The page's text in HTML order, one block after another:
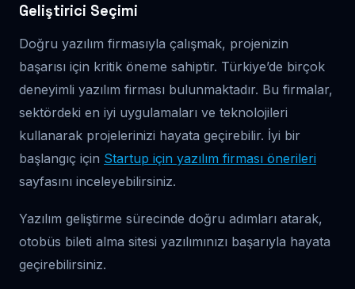
Geliştirici Seçimi
Doğru yazılım firmasıyla çalışmak, projenizin
başarısı için kritik öneme sahiptir. Türkiye’de birçok
deneyimli yazılım firması bulunmaktadır. Bu firmalar,
sektördeki en iyi uygulamaları ve teknolojileri
kullanarak projelerinizi hayata geçirebilir. İyi bir
başlangıç için Startup için yazılım firması önerileri
sayfasını inceleyebilirsiniz.
Yazılım geliştirme sürecinde doğru adımları atarak,
otobüs bileti alma sitesi yazılımınızı başarıyla hayata
geçirebilirsiniz.